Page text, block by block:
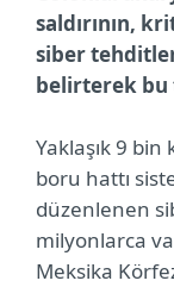
saldırının,
siber
belirterek bu
Yaklaşık 9
boru hattı
düzenlenen
milyonlarca
Meksika